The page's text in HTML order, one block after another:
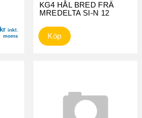
kr inkl.
moms
KG4 HÅL BRED FRÄ
MREDELTA SI-N 12
Köp